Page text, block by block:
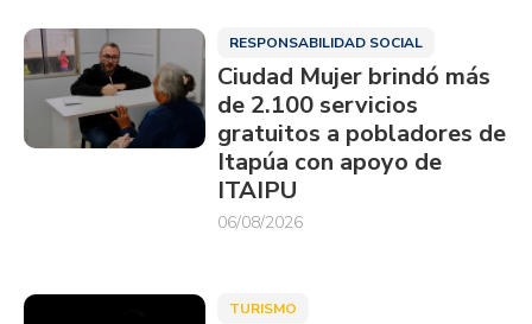
RESPONSABILIDAD SOCIAL
Ciudad Mujer brindó más
de 2.100 servicios
gratuitos a pobladores de
Itapúa con apoyo de
ITAIPU
06/08/2026
TURISMO